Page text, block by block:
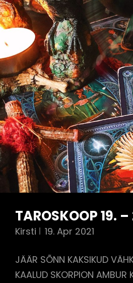
TAROSKOOP 19.
Kirsti 19. Apr 2021
JÄÄR SÕNN KAKSIKUD
KAALUD SKORPION AMBUR